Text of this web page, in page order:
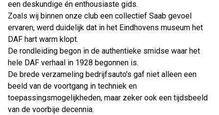
een deskundige én enthousiaste gids.
Zoals wij binnen onze club een collectief Saab gevoel
ervaren, werd duidelijk dat in het Eindhovens museum het
DAF hart warm klopt.
De rondleiding begon in de authentieke smidse waar het
hele DAF verhaal in 1928 begonnen is.
De brede verzameling bedrijfsauto's gaf niet alleen een
beeld van de voortgang in techniek en
toepassingsmogelijkheden, maar zeker ook een tijdsbeeld
van de voorbije decennia.